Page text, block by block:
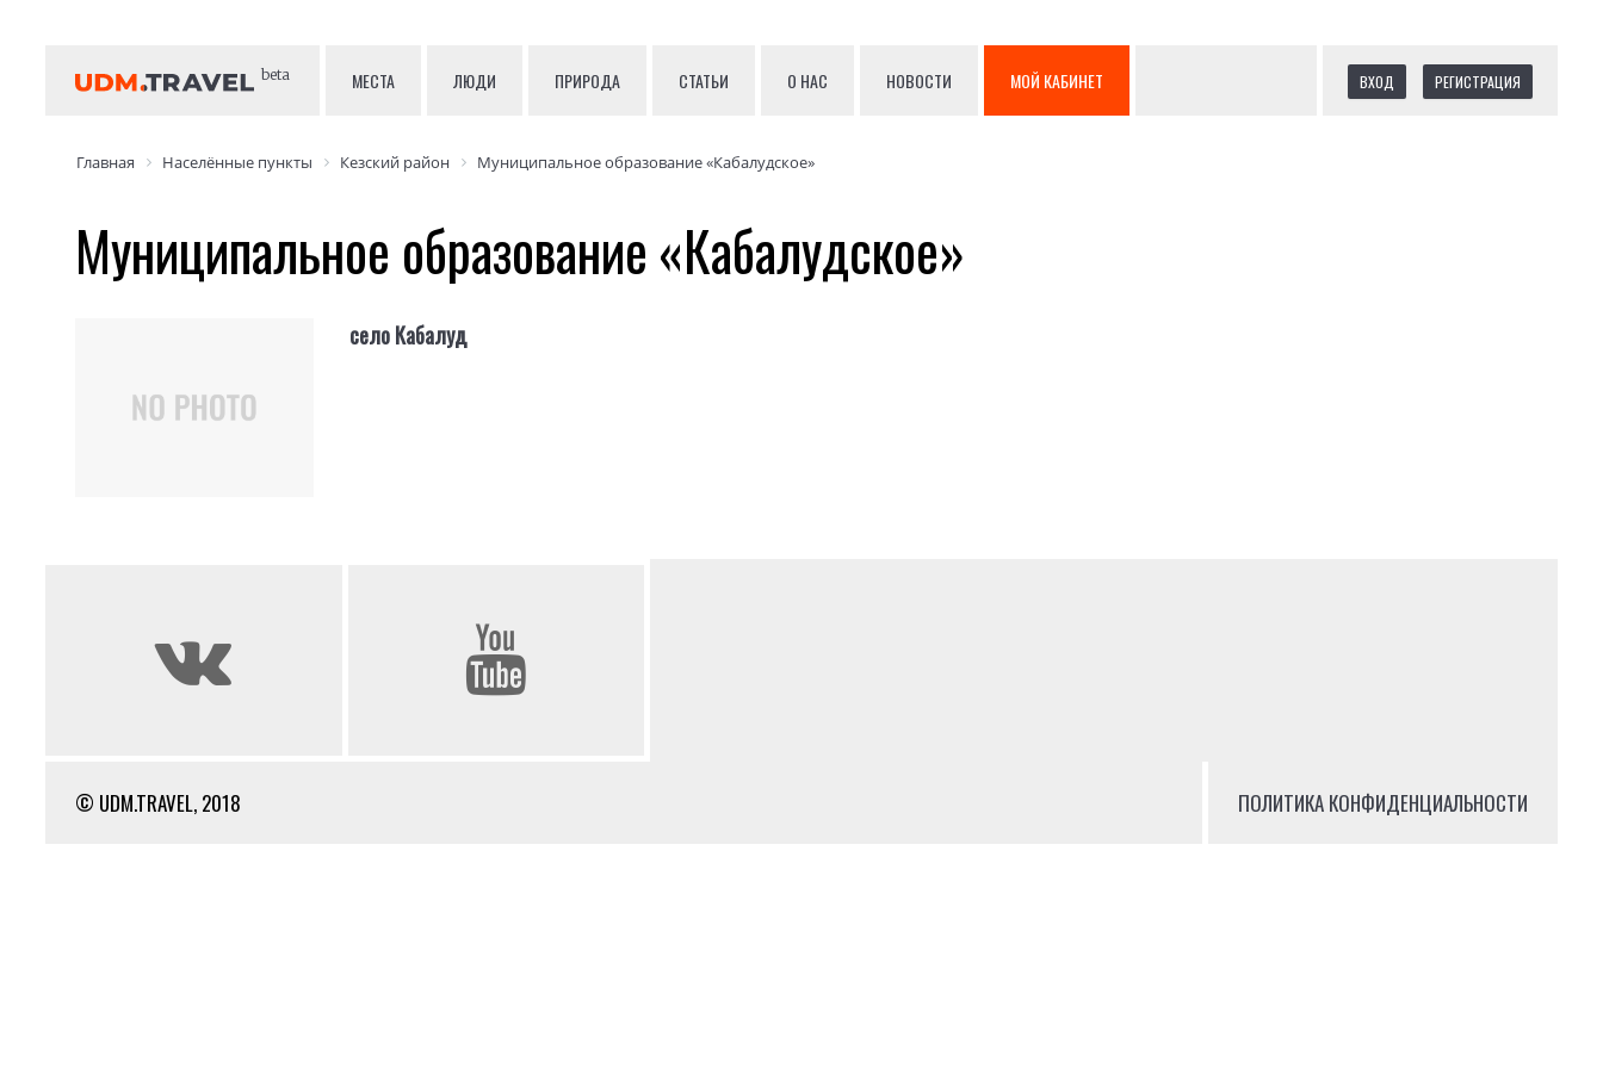
beta МЕСТА ЛЮДИ ПРИРОДА СТАТЬИ О НАС НОВОСТИ МОЙ КАБИНЕТ ВХОД РЕГИСТРАЦИЯ
Главная Населённые пункты Кезский район Муниципальное образование «Кабалудское»
Муниципальное образование «Кабалудское»
село Кабалуд
© UDM.TRAVEL, 2018 ПОЛИТИКА КОНФИДЕНЦИАЛЬНОСТИ